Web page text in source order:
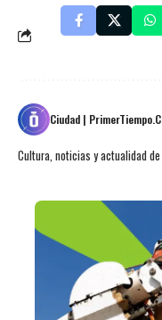
Ciudad |
Cultura, noticias y actualidad de